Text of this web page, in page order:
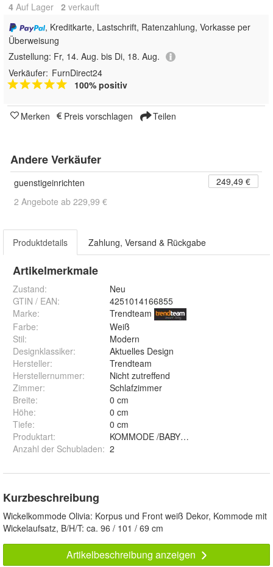
4 Auf Lager 2 verkauft
, Kreditkarte, Lastschrift, Ratenzahlung, Vorkasse per
Überweisung
Zustellung: Fr, 14. Aug. bis Di, 18. Aug.
Verkäufer: FurnDirect24
100% positiv
Merken Preis vorschlagen Teilen
Andere Verkäufer
guenstigeinrichten
249,49 €
2 Angebote ab 229,99 €
Produktdetails Zahlung, Versand & Rückgabe
Artikelmerkmale
Zustand:
Neu
GTIN / EAN:
4251014166855
Marke:
Trendteam
Farbe:
Weiß
Stil:
Modern
Designklassiker:
Aktuelles Design
Hersteller:
Trendteam
Herstellernummer:
Nicht zutreffend
Zimmer:
Schlafzimmer
Breite:
0 cm
Höhe:
0 cm
Tiefe:
0 cm
Produktart:
KOMMODE /BABYZIMMER
Anzahl der Schubladen: 2
Kurzbeschreibung
Wickelkommode Olivia: Korpus und Front weiß Dekor, Kommode mit
Wickelaufsatz, B/H/T: ca. 96 / 101 / 69 cm
Artikelbeschreibung anzeigen